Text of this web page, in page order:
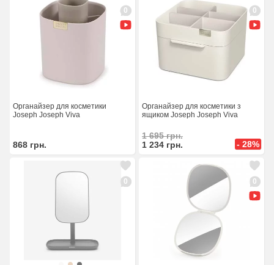
0
Органайзер для косметики
Joseph Joseph Viva
868 грн.
0
Органайзер для косметики з
ящиком Joseph Joseph Viva
1 695грн.
1 234 грн. - 28%
0 0